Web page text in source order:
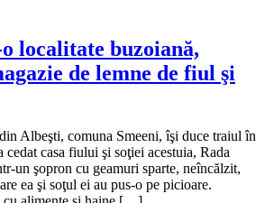
localitate buzoiană,
de lemne de fiul şi
Albeşti, comuna Smeeni, îşi duce traiul în
cedat casa fiului şi soţiei acestuia, Rada
un şopron cu geamuri sparte, neîncălzit,
ea şi soţul ei au pus-o pe picioare.